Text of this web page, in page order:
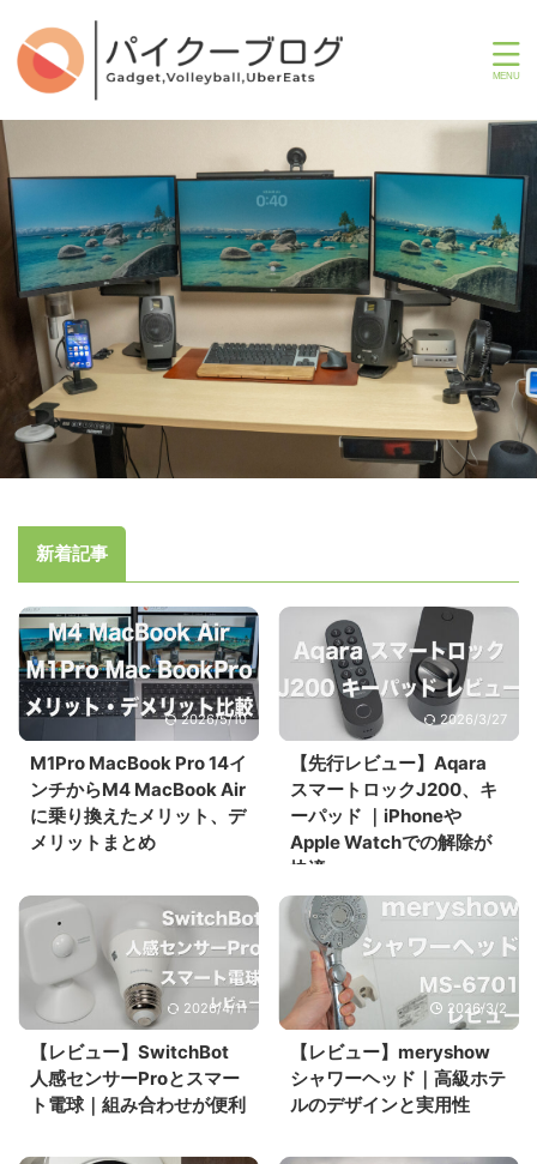
新着記事
2026/5/10
M1Pro MacBook Pro 14イ
ンチからM4 MacBook Air
に乗り換えたメリット、デ
メリットまとめ
2026/3/27
【先行レビュー】Aqara
スマートロックJ200、キ
ーパッド ｜iPhoneや
Apple Watchでの解除が
快適
2026/4/11
【レビュー】SwitchBot
人感センサーProとスマー
ト電球｜組み合わせが便利
2026/3/2
【レビュー】meryshow
シャワーヘッド｜高級ホテ
ルのデザインと実用性